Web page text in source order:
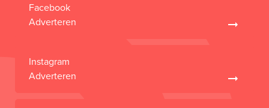
Facebook
Adverteren
Instagram
Adverteren